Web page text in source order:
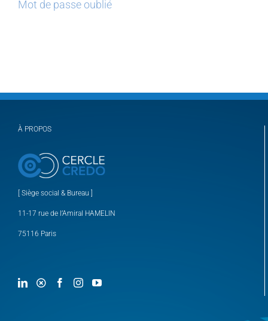
Mot de passe oublié
À PROPOS
[ Siège social & Bureau ]
11-17 rue de l’Amiral HAMELIN
75116 Paris